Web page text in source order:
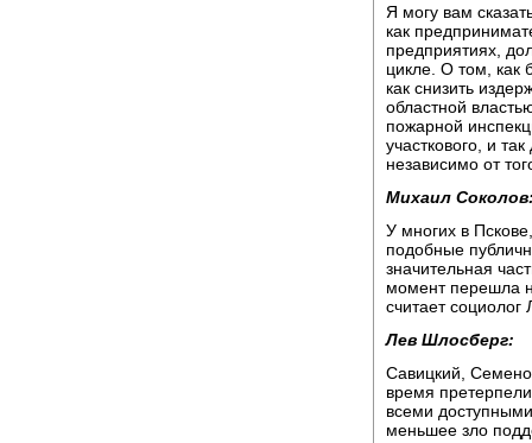
Я могу вам
как
предприятиях,
цикле. О том, как
как снизить
областной
пожарной
участкового, и
независимо от
Михаил
У многих в
подобные
значительная
момент перешла
считает социолог
Лев Шлосберг:
Савицкий,
время
всеми
меньшее зло